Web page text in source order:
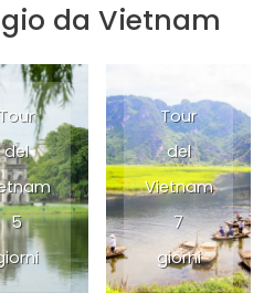
da Vietnam
Tour
del
5
Tour
del
Vietnam
7
giorni